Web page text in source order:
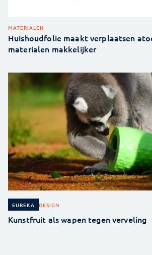
MATERIALEN
Huishoudfolie maakt verplaatsen
materialen makkelijker
EUREKA DESIGN
Kunstfruit als wapen tegen verveling